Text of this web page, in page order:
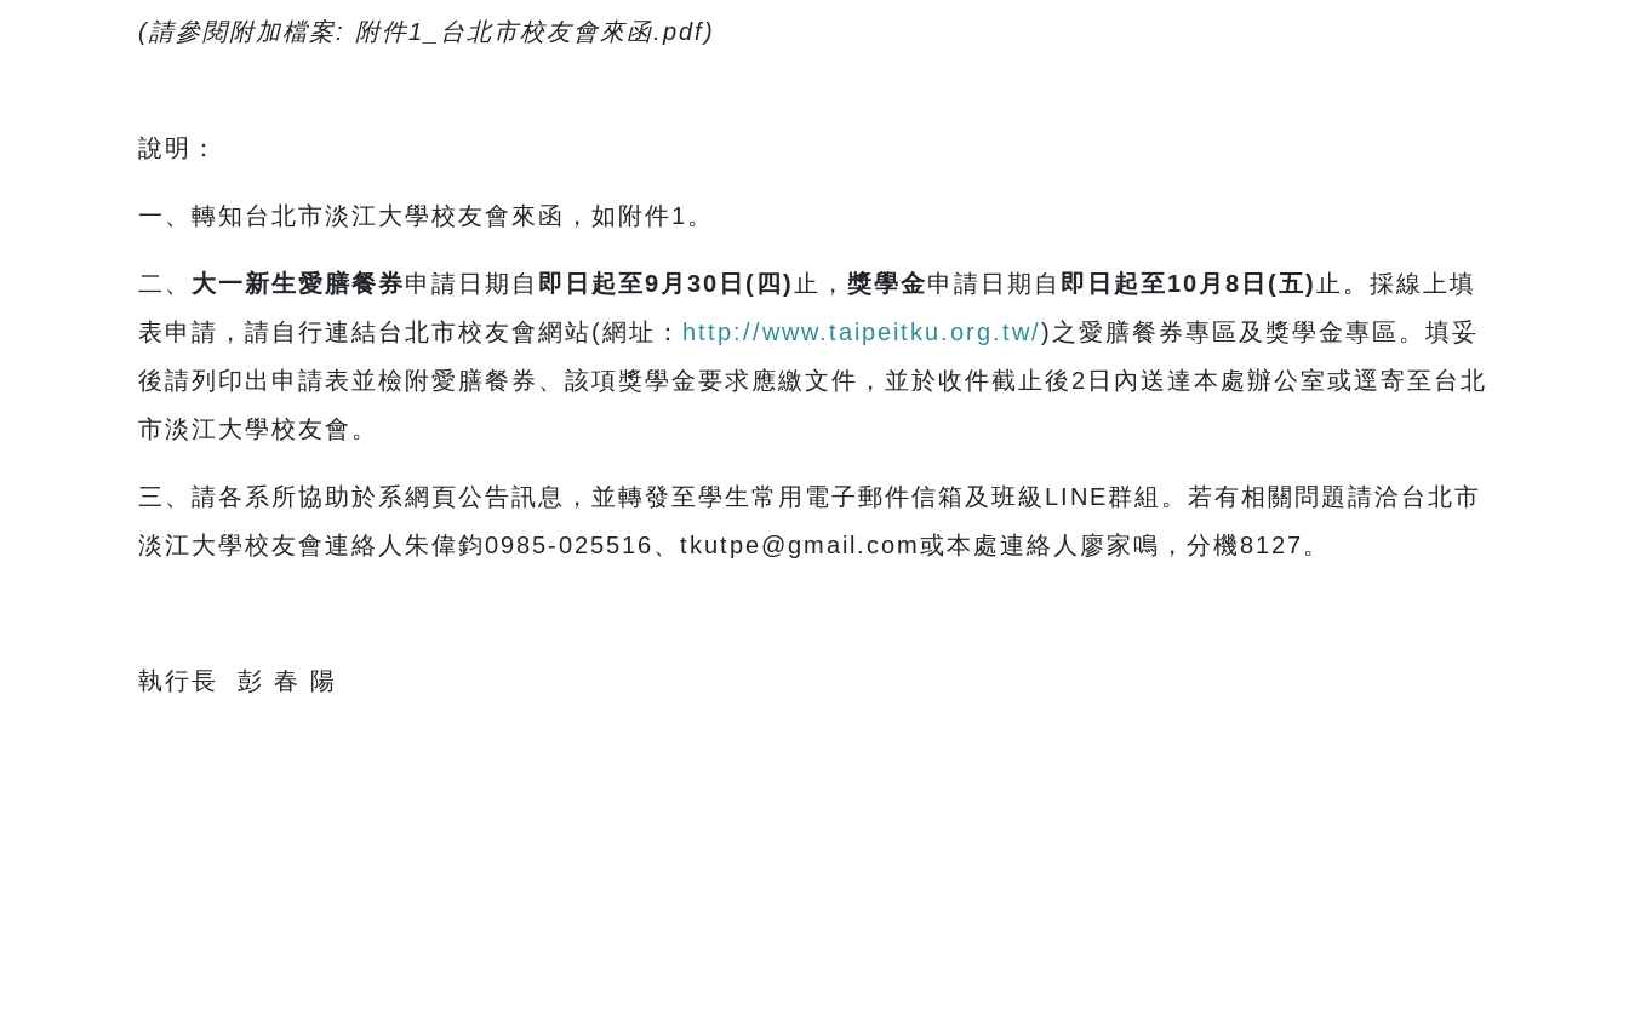
(請參閱附加檔案: 附件1_台北市校友會來函.pdf)
說明：
一、轉知台北市淡江大學校友會來函，如附件1。
二、 大一新生愛膳餐券申請日期自 即日起至9月30日(四) 止， 獎學金申請日期自 即日起至10月8日(五) 止。採線上填
表申請，請自行連結台北市校友會網站(網址： http://www.taipeitku.org.tw/)之愛膳餐券專區及獎學金專區。填妥
後請列印出申請表並檢附愛膳餐券、該項獎學金要求應繳文件，並於收件截止後2日內送達本處辦公室或逕寄至台北
市淡江大學校友會。
三、請各系所協助於系網頁公告訊息，並轉發至學生常用電子郵件信箱及班級LINE群組。若有相關問題請洽台北市
淡江大學校友會連絡人朱偉鈞0985-025516、tkutpe@gmail.com或本處連絡人廖家鳴，分機8127。
執行長 彭 春 陽